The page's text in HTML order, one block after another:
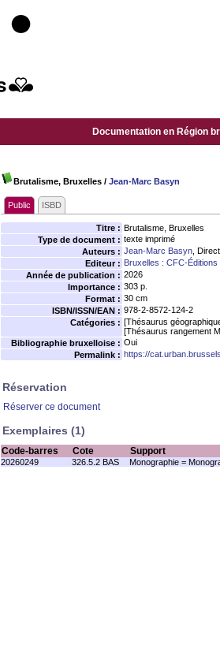
Documentation en Région
Brutalisme, Bruxelles / Jean-Marc Basyn
Public ISBD
Titre : Brutalisme, Bruxelles
Type de document : texte imprimé
Auteurs : Jean-Marc Basyn ,
Editeur : Bruxelles : CFC-Éditions
Année de publication : 2026
Importance : 303 p.
Format : 30 cm
ISBN/ISSN/EAN : 978-2-8572-124-2
Catégories : [Thésaurus
[Thésaurus rangement
Bibliographie bruxelloise : Oui
Permalink : https://
Réservation
Réserver ce document
Exemplaires (1)
Code-barres Cote Support
20260249 326.5.2 BAS Monographie =